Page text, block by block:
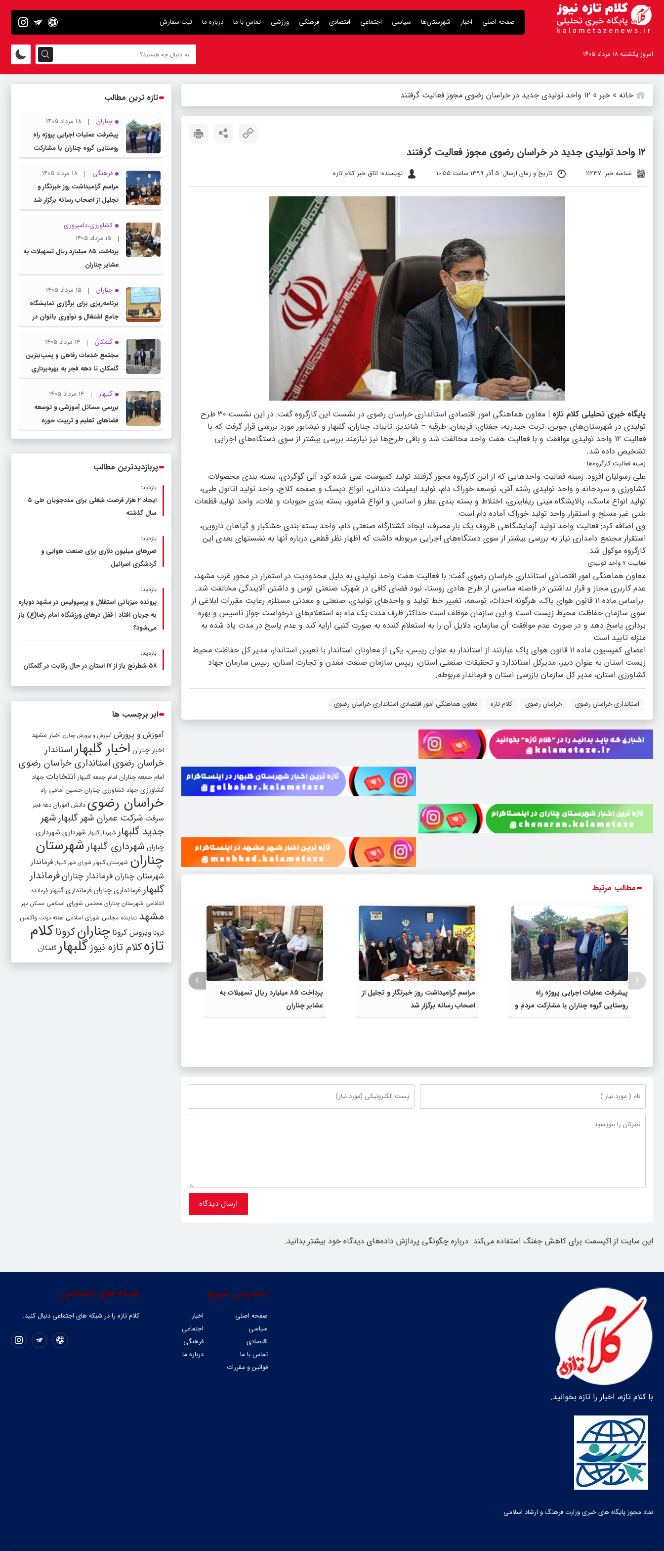
صفحه اصلی اخبار شهرستان‌ها سیاسی اجتماعی اقتصادی فرهنگی ورزشی تماس با ما درباره ما ثبت سفارش
امروز یکشنبه ۱۸ مرداد ۱۴۰۵
خانه » خبر » ۱۲ واحد تولیدی جدید در خراسان رضوی مجوز فعالیت گرفتند
۱۲ واحد تولیدی جدید در خراسان رضوی مجوز فعالیت گرفتند
شناسه خبر: 11237 تاریخ و زمان ارسال: 5 آذر 1399 ساعت 10:55 نویسنده: اتاق خبر کلام تازه
پایگاه خبری تحلیلی کلام تازه |
معاون هماهنگی امور اقتصادی استانداری خراسان رضوی در نشست این کارگروه گفت: در این نشست ۳۰ طرح
تولیدی در شهرستان‌های جوین، تربت حیدریه، جغتای، فریمان، طرقبه – شاندیز، تایباد، چناران، گلبهار و نیشابور مورد بررسی قرار گرفت که با
فعالیت ۱۲ واحد تولیدی موافقت و با فعالیت هفت واحد مخالفت شد و باقی طرح‌ها نیز نیازمند بررسی بیشتر از سوی دستگاه‌های اجرایی
تشخیص داده شد.
زمینه فعالیت کارگروه‌ها
علی رسولیان افزود: زمینه فعالیت واحدهایی که از این کارگروه مجوز گرفتند تولید کمپوست غنی شده کود آلی گوگردی، بسته بندی محصولات
کشاورزی و سردخانه و واحد تولیدی رشته آش، توسعه خوراک دام، تولید ایمپلنت دندانی، انواع دیسک و صفحه کلاج، واحد تولید اتانول طبی،
تولید انواع ماسک، پالایشگاه مینی ریفاینری، اختلاط و بسته بندی عطر و اسانس و انواع شامپو، بسته بندی حبوبات و غلات، واحد تولید قطعات
بتنی غیر مسلح و استقرار واحد تولید خوراک آماده دام است.
وی اضافه کرد: فعالیت واحد تولید آزمایشگاهی ظروف یک بار مصرف، ایجاد کشتارگاه صنعتی دام، واحد بسته بندی خشکبار و گیاهان دارویی،
استقرار مجتمع دامداری نیاز به بررسی بیشتر از سوی دستگاه‌های اجرایی مربوطه داشت که اظهار نظر قطعی درباره آنها به نشستهای بعدی این
کارگروه موکول شد.
فعالیت ۷ واحد تولیدی
معاون هماهنگی امور اقتصادی استانداری خراسان رضوی گفت: با فعالیت هفت واحد تولیدی به دلیل محدودیت در استقرار در محور غرب مشهد،
عدم کاربری مجاز و قرار نداشتن در فاصله مناسبی از طرح هادی روستا، نبود فضای کافی در شهرک صنعتی توس و داشتن آلایندگی مخالفت شد.
براساس ماده ۱۱ قانون هوای پاک، هرگونه احداث، توسعه، تغییر خط تولید و واحدهای تولیدی، صنعتی و معدنی مستلزم رعایت مقررات ابلاغی از
سوی سازمان حفاظت محیط زیست است و این سازمان موظف است حداکثر ظرف مدت یک ماه به استعلام‌های درخواست جواز تاسیس و بهره
برداری پاسخ دهد و در صورت عدم موافقت آن سازمان، دلایل آن را به استعلام کننده به صورت کتبی ارایه کند و عدم پاسخ در مدت یاد شده به
منزله تایید است.
اعضای کمیسیون ماده ۱۱ قانون هوای پاک عبارتند از استاندار به عنوان رییس، یکی از معاونان استاندار با تعیین استاندار، مدیر کل حفاظت محیط
زیست استان به عنوان دبیر، مدیرکل استاندارد و تحقیقات صنعتی استان، رییس سازمان صنعت معدن و تجارت استان، رییس سازمان جهاد
کشاورزی استان، مدیر کل سازمان بازرسی استان و فرماندار مربوطه.
استانداری خراسان رضوی خراسان رضوی کلام تازه معاون هماهنگی امور اقتصادی استانداری خراسان رضوی
مطالب مرتبط
پیشرفت عملیات اجرایی پروژه راه
روستایی گروه چناران با مشارکت مردم و
اعتبارات دولتی
مراسم گرامیداشت روز خبرنگار و تجلیل از
اصحاب رسانه برگزار شد
پرداخت ۸۵ میلیارد ریال تسهیلات به
عشایر چناران
‹
›
این سایت از اکیسمت برای کاهش جفنگ استفاده می‌کند. درباره چگونگی پردازش داده‌های دیدگاه خود بیشتر بدانید.
تازه ترین مطالب
چناران
18 مرداد 1405
پیشرفت عملیات اجرایی پروژه راه
روستایی گروه چناران با مشارکت
مردم و اعتبارات دولتی
فرهنگی
18 مرداد 1405
مراسم گرامیداشت روز خبرنگار و
تجلیل از اصحاب رسانه برگزار شد
کشاورزی،دامپروری
15 مرداد 1405
پرداخت ۸۵ میلیارد ریال تسهیلات به
عشایر چناران
چناران
15 مرداد 1405
برنامه‌ریزی برای برگزاری نمایشگاه
جامع اشتغال و نوآوری بانوان در
چناران
گلمکان
14 مرداد 1405
مجتمع خدمات رفاهی و پمپ‌بنزین
گلمکان تا دهه فجر به بهره‌برداری
می‌رسد
گلبهار
14 مرداد 1405
بررسی مسائل آموزشی و توسعه
فضاهای تعلیم و تربیت حوزه
انتخابیه در نشست مشترک عضو
پربازدیدترین مطالب
بازدید:
ایجاد 2 هزار فرصت شغلی برای مددجویان طی ۵
سال گذشته
بازدید:
ضررهای میلیون دلاری برای صنعت هوایی و
گردشگری اسرائیل
بازدید:
پرونده میزبانی استقلال و پرسپولیس در مشهد دوباره
به جریان افتاد | قفل در‌های ورزشگاه امام رضا(ع) باز
می‌شود؟
بازدید:
۵۸ شطرنج‌ باز از ۱۷ استان در حال رقابت در گلمکان
ابر برچسب ها
آموزش و پرورش آموزش و پرورش چنارن اخبار مشهد
اخبار چناران اخبار گلبهار استاندار
خراسان رضویاستانداری خراسان رضوی
امام جمعه چناران امام جمعه گلبهار انتخابات جهاد
کشاورزی جهاد کشاورزی چناران حسین امامی راد
خراسان رضوی دانش آموزان دهه فجر
سرقت شرکت عمران شهر گلبهارشهر
جدید گلبهار شهردار گلبهار شهرداری شهرداری
چناران شهرداری گلبهار شهرستان
چناران شهرستان گلبهار شورای شهر گلبهار فرماندار
شهرستان چناران فرماندار چنارانفرماندار
گلبهار فرمانداری چناران فرمانداری گلبهار فرمانده
انتظامی شهرستان چناران مجلس شورای اسلامی مسکن مهر
مشهد نماینده مجلس شورای اسلامی هفته دولت واکسن
کرونا ویروس کرونا چنارانکروناکلام
تازهکلام تازه نیوزگلبهارگلمکان
با کلام تازه، اخبار را تازه بخوانید.
نماد مجوز پایگاه های خبری وزارت فرهنگ و ارشاد اسلامی
شبکه های اجتماعی
کلام تازه را در شبکه ‌های اجتماعی دنبال کنید.
دسترسی سریع
صفحه اصلی
اخبار
سیاسی
اجتماعی
اقتصادی
فرهنگی
تماس با ما
درباره ما
قوانین و مقررات